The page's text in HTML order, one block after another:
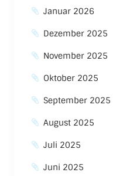
Januar 2026
Dezember 2025
November 2025
Oktober 2025
September 2025
August 2025
Juli 2025
Juni 2025